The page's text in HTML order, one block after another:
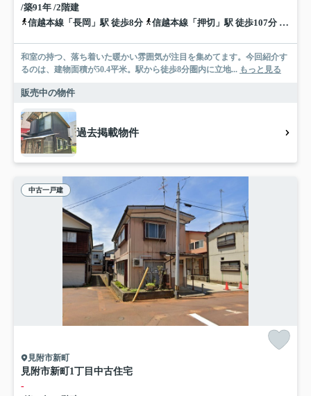
/築91年 /2階建
信越本線「長岡」駅 徒歩8分
信越本線「押切」駅 徒歩107分 信越
和室の持つ、落ち着いた暖かい雰囲気が注目を集めてます。今回紹介す
るのは、建物面積が50.4平米。駅から徒歩8分圏内に立地... もっと見る
販売中の物件
過去掲載物件
中古一戸建
見附市新町
見附市新町1丁目中古住宅
-